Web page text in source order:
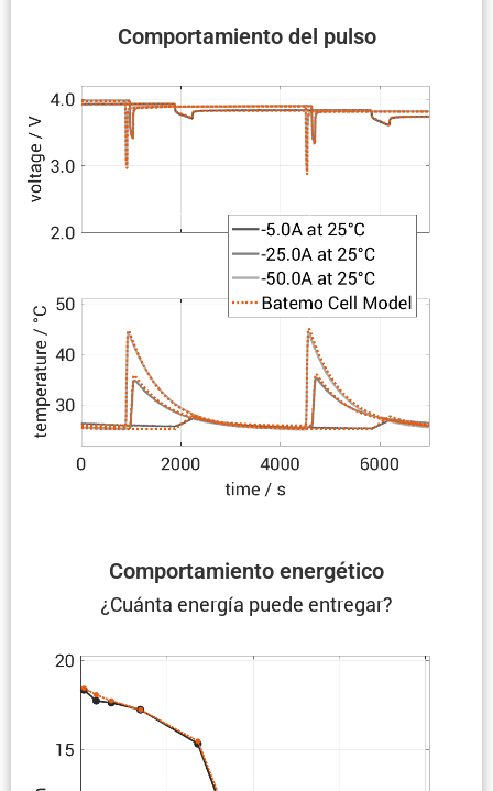
Compor­ta­miento del pulso
Compor­ta­miento energético
¿Cuánta energía puede entregar?